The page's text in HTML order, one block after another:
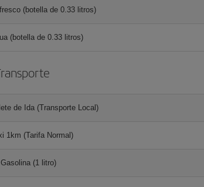
(botella de 0.33 litros)
(botella de 0.33 litros)
de Ida (Transporte Local)
1km (Tarifa Normal)
(1 litro)